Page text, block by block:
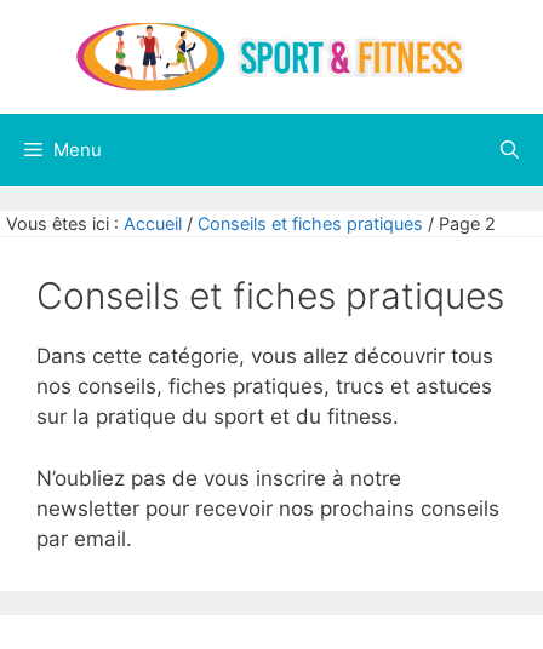
Menu
Vous êtes ici : Accueil / Conseils et fiches pratiques / Page 2
Conseils et fiches pratiques
Dans cette catégorie, vous allez découvrir tous
nos conseils, fiches pratiques, trucs et astuces
sur la pratique du sport et du fitness.
N’oubliez pas de vous inscrire à notre
newsletter pour recevoir nos prochains conseils
par email.